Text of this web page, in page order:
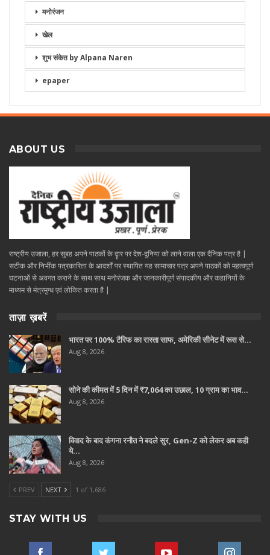
मनोरंजन
खेल
शुभ संकेत by Alpana Naren
epaper
ABOUT US
राष्ट्रीय उजाला, हर सुबह अपने पाठकों के दॄार पर देश-दुनिया को लाने वाला एक दैनिक पत्र है |
सटीक और निभींक पत्रकारिता के आदर्शों पर स्थापित यह सामाचार पत्र अपने पाठकों को महत्वपूर्ण
घटनाओं से अवगत कराने के साथ साथ मनोरंजक और जानकारीपूर्ण संपादकीय और कहानियों के
माध्यम से मंत्रमुग्ध एवं लोकित करता है |
ताज़ा ख़बरें
भारत पर 100% टैरिफ का रास्ता साफ, अमेरिकी सीनेट में रूस से…
Aug 8, 2026
सोने की कीमत में 5 दिन में ₹7,064 का उछाल, 10 ग्राम का भाव…
Aug 8, 2026
विवाद के बाद कंगना रनौत ने बदले सुर, Gen-Z को लेकर अब कही
ये…
Aug 8, 2026
PREV NEXT 1 of 1,686
STAY WITH US